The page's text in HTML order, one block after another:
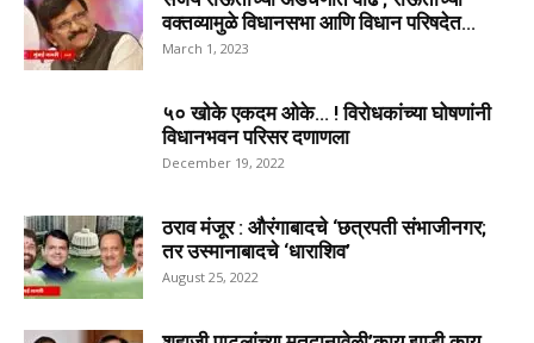
वक्तव्यामुळे विधानसभा आणि विधान परिषदेत...
March 1, 2023
५० खोके एकदम ओके… ! विरोधकांच्या घोषणांनी
विधानभवन परिसर दणाणला
December 19, 2022
ठराव मंजूर : औरंगाबादचे ‘छत्रपती संभाजीनगर;
तर उस्मानाबादचे ‘धाराशिव’
August 25, 2022